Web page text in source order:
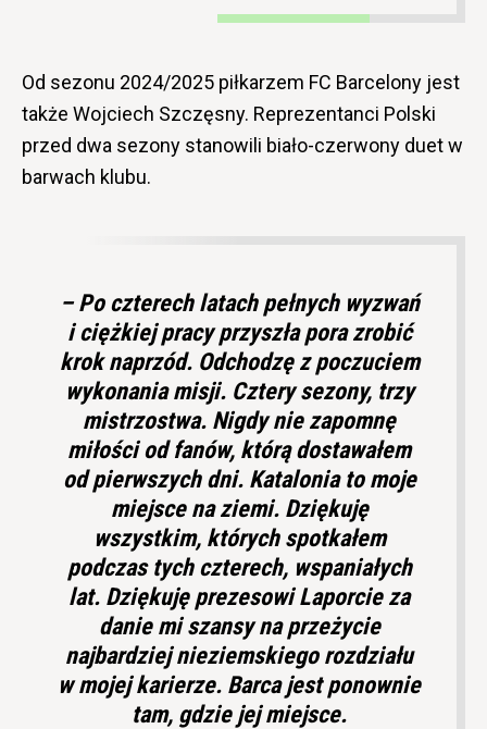
Od sezonu 2024/2025 piłkarzem FC Barcelony jest
także Wojciech Szczęsny. Reprezentanci Polski
przed dwa sezony stanowili biało-czerwony duet w
barwach klubu.
– Po czterech latach pełnych wyzwań
i ciężkiej pracy przyszła pora zrobić
krok naprzód. Odchodzę z poczuciem
wykonania misji. Cztery sezony, trzy
mistrzostwa. Nigdy nie zapomnę
miłości od fanów, którą dostawałem
od pierwszych dni. Katalonia to moje
miejsce na ziemi. Dziękuję
wszystkim, których spotkałem
podczas tych czterech, wspaniałych
lat. Dziękuję prezesowi Laporcie za
danie mi szansy na przeżycie
najbardziej nieziemskiego rozdziału
w mojej karierze. Barca jest ponownie
tam, gdzie jej miejsce.